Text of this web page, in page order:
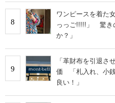
8
ワンピースを着た
っっご!!!!!」 驚き
か？」
9
「革財布を引退さ
価 「札入れ、小
良い！」